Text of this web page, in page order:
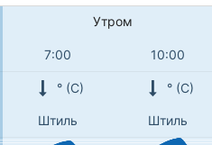
Утром
7:00 10:00
° (С) ° (С)
Штиль Штиль